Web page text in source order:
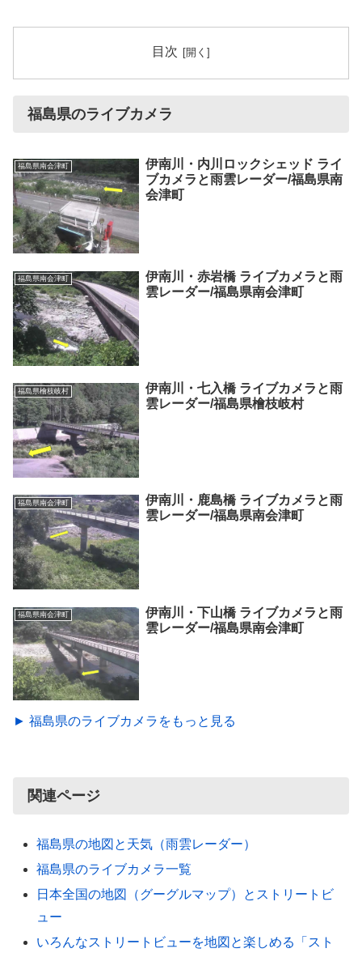
目次
福島県のライブカメラ
福島県南会津町
伊南川・内川ロックシェッド ライ
ブカメラと雨雲レーダー/福島県南
会津町
福島県南会津町
伊南川・赤岩橋 ライブカメラと雨
雲レーダー/福島県南会津町
福島県檜枝岐村
伊南川・七入橋 ライブカメラと雨
雲レーダー/福島県檜枝岐村
福島県南会津町
伊南川・鹿島橋 ライブカメラと雨
雲レーダー/福島県南会津町
福島県南会津町
伊南川・下山橋 ライブカメラと雨
雲レーダー/福島県南会津町
► 福島県のライブカメラをもっと見る
関連ページ
福島県の地図と天気（雨雲レーダー）
福島県のライブカメラ一覧
日本全国の地図（グーグルマップ）とストリートビ
ュー
いろんなストリートビューを地図と楽しめる「スト